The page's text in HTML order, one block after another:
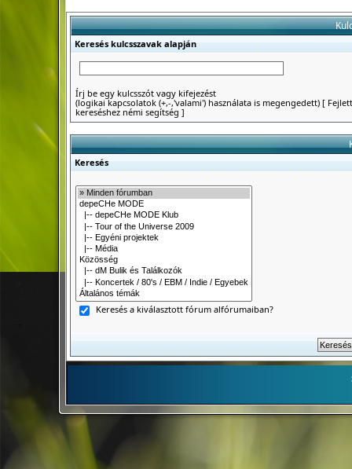
Keresés kulcsszavak alapján
Írj be egy kulcsszót vagy kifejezést
(logikai kapcsolatok (+,-,'valami') használata is megengedett)[
kereséshez némi segítség ]
Keresés
Keresés a kiválasztott fórum alfórumaiban?